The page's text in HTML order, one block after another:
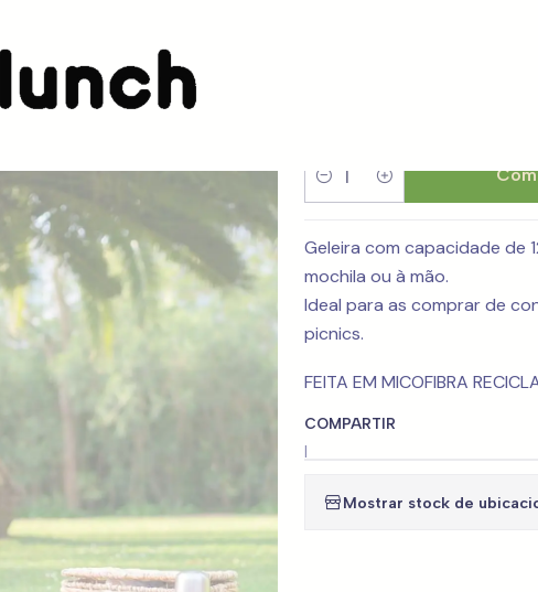
Cantidad
Geleira com capacidade de
mochila ou à mão.
Ideal para as comprar de
picnics.
FEITA EM MICOFIBRA
COMPARTIR
|
Mostrar stock de